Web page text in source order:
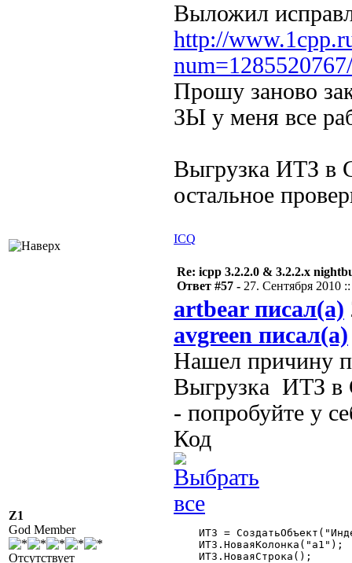
Выложил
http://
Прошу заново
ЗЫ у меня все
Выгрузка ИТЗ в
остальное
ICQ
Z1
God Member
Отсутствует
Re: icpp 3.2.2.0 & 3.2.2.x
Ответ #57 - 27. Сентября 2010
artbear писал(а)
avgreen писал(а)
Нашел причину
Выгрузка ИТЗ в
- попробуйте у
Код
ИТЗ =
ИТЗ.НоваяКолонка("а1");
ИТЗ.НоваяСтрока();